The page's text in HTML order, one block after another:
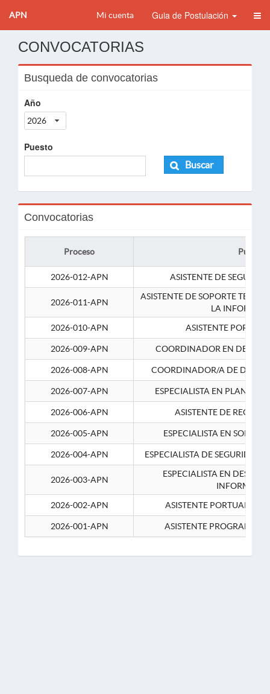
APN Mi cuenta Guia de Postulación
CONVOCATORIAS
Busqueda de convocatorias
Año
2026
Puesto
Buscar
Convocatorias
Proceso Puesto
2026-012-APN ASISTENTE DE
2026-011-APN
ASISTENTE DE SOPORTE
LA
2026-010-APN
ASISTENTE
2026-009-APN COORDINADOR EN
2026-008-APN COORDINADOR/A DE
2026-007-APN ESPECIALISTA EN
2026-006-APN ASISTENTE DE
2026-005-APN ESPECIALISTA EN
2026-004-APN ESPECIALISTA DE SEGURIDAD
2026-003-APN
ESPECIALISTA EN
2026-002-APN
ASISTENTE PORTUARIO 2-
2026-001-APN ASISTENTE